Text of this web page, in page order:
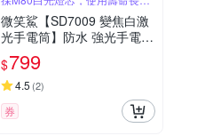
照明亮度高
微笑鯊【SD7009 變焦白激
光手電筒】防水 強光手電筒
充電手電筒 伸縮手電筒 露
營 登山 釣魚 戶外照明 長續
航 超亮遠射 爆亮 行動電源
$799
4.5 (2)
券